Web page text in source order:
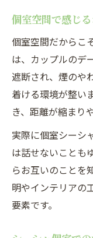
個室空間で感じ
個室空間だからこ
は、カップルのデ
遮断され、煙のや
着ける環境が整い
き、距離が縮まり
実際に個室シーシ
は話せないことも
らお互いのことを
明やインテリアの
要素です。